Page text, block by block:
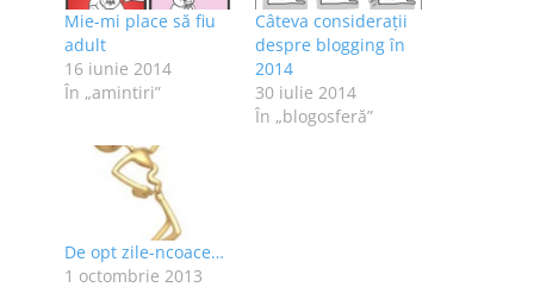
Mie-mi place să fiu
adult
16 iunie 2014
În „amintiri”
Câteva consideraţii
despre blogging în
2014
30 iulie 2014
În „blogosferă”
De opt zile-ncoace…
1 octombrie 2013